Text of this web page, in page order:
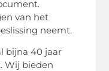
van het
neemt.
bijna 40 jaar
Wij bieden